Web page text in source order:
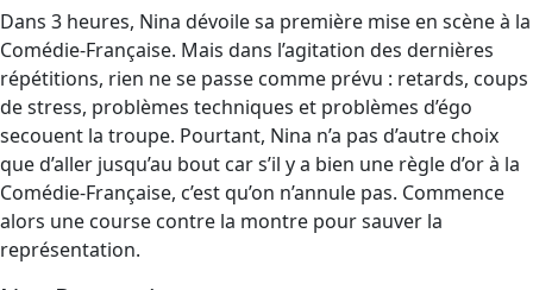
Dans 3 heures, Nina dévoile sa première mise en scène à la
Comédie-Française. Mais dans l’agitation des dernières
répétitions, rien ne se passe comme prévu : retards, coups
de stress, problèmes techniques et problèmes d’égo
secouent la troupe. Pourtant, Nina n’a pas d’autre choix
que d’aller jusqu’au bout car s’il y a bien une règle d’or à la
Comédie-Française, c’est qu’on n’annule pas. Commence
alors une course contre la montre pour sauver la
représentation.